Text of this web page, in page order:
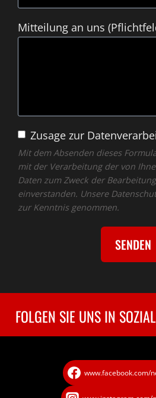
Mitteilung an uns
Zusage zur
Mit dem Absenden dieses
mit der Verarbeitung der von
Daten zum Zweck der
einverstanden. Unsere
zur Kenntnis genommen.
SENDEN
FOLGEN SIE UNS IN
www.facebook.com/